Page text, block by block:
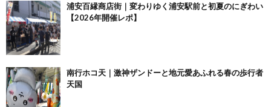
浦安百縁商店街｜変わりゆく浦安駅前と初夏のにぎわい
【2026年開催レポ】
南行ホコ天｜激神ザンドーと地元愛あふれる春の歩行者
天国